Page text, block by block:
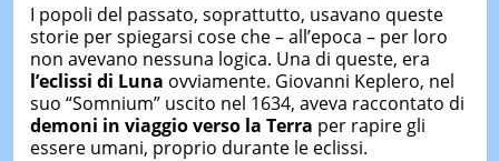
I popoli del passato, soprattutto, usavano queste
storie per spiegarsi cose che – all’epoca – per loro
non avevano nessuna logica. Una di queste, era
l’eclissi di Luna ovviamente. Giovanni Keplero, nel
suo “Somnium” uscito nel 1634, aveva raccontato di
demoni in viaggio verso la Terra per rapire gli
essere umani, proprio durante le eclissi.